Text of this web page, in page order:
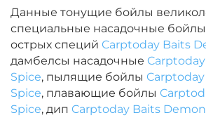
‍899‍ ₽‍1 058‍₽
Диаметр:
Вкус:
Данные тонущие бойлы
специальные насадочные
острых специй Carptoday Baits
дамбелсы насадочные
Spice, пылящие бойлы
Spice, плавающие бойлы
Spice, дип Carptoday Baits